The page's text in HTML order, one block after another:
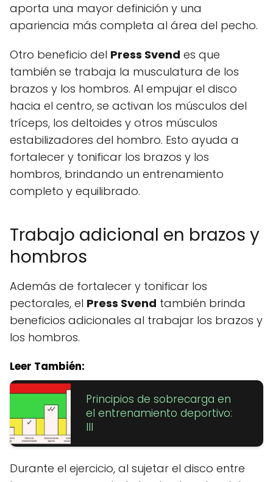
aporta una mayor definición y una
apariencia más completa al área del pecho.
Otro beneficio del Press Svend es que
también se trabaja la musculatura de los
brazos y los hombros. Al empujar el disco
hacia el centro, se activan los músculos del
tríceps, los deltoides y otros músculos
estabilizadores del hombro. Esto ayuda a
fortalecer y tonificar los brazos y los
hombros, brindando un entrenamiento
completo y equilibrado.
Trabajo adicional en brazos y
hombros
Además de fortalecer y tonificar los
pectorales, el Press Svend también brinda
beneficios adicionales al trabajar los brazos y
los hombros.
Leer También:
Principios de sobrecarga en
el entrenamiento deportivo:
III
Durante el ejercicio, al sujetar el disco entre